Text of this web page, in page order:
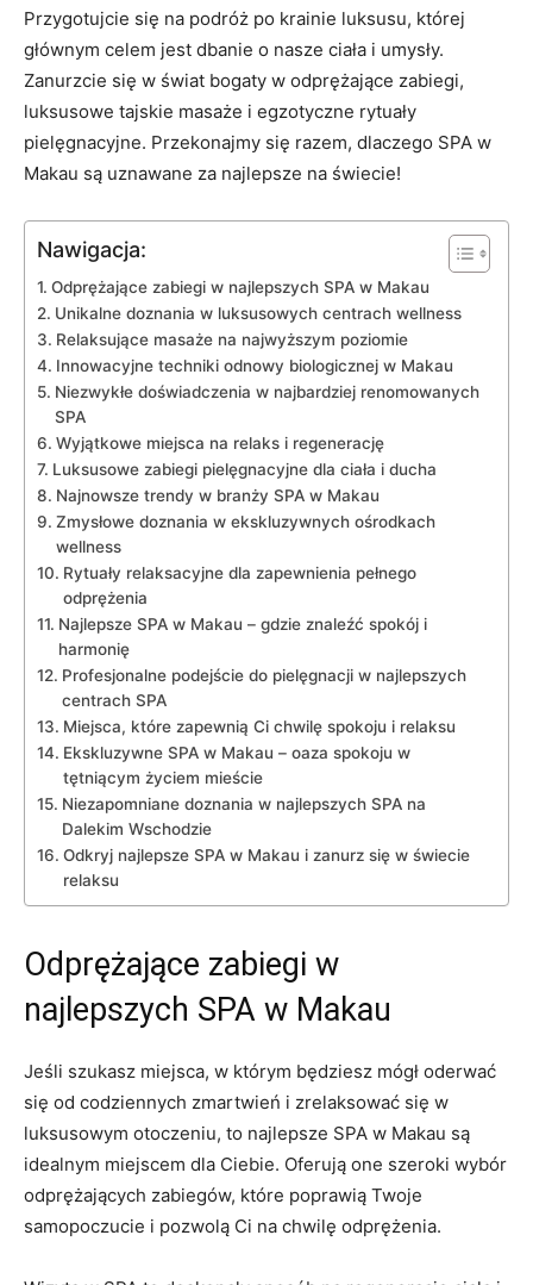
Przygotujcie się na podróż po krainie luksusu, której
głównym celem‍ jest⁤ dbanie ‍o nasze ciała i umysły.
Zanurzcie się w świat bogaty w odprężające zabiegi,
luksusowe tajskie ‍masaże‍ i egzotyczne rytuały‍
pielęgnacyjne.⁢ Przekonajmy się razem, dlaczego SPA w
Makau są uznawane za najlepsze na świecie!
Nawigacja:
Odprężające zabiegi ⁢w⁢ najlepszych SPA w Makau
Unikalne ⁣doznania w luksusowych centrach wellness
Relaksujące masaże na najwyższym poziomie
Innowacyjne techniki odnowy biologicznej w‌ Makau
Niezwykłe doświadczenia w najbardziej renomowanych
SPA
Wyjątkowe miejsca ​na⁢ relaks i regenerację
Luksusowe zabiegi pielęgnacyjne dla‌ ciała i ducha
Najnowsze ⁣trendy w ⁢branży SPA w Makau
Zmysłowe doznania w ekskluzywnych​ ośrodkach
wellness
Rytuały relaksacyjne dla zapewnienia pełnego‌
odprężenia
Najlepsze SPA w Makau – gdzie znaleźć spokój i
harmonię
Profesjonalne podejście do pielęgnacji w najlepszych
centrach SPA
Miejsca, które zapewnią Ci chwilę spokoju⁤ i relaksu
Ekskluzywne​ SPA w Makau⁢ – oaza spokoju w
tętniącym​ życiem mieście
Niezapomniane doznania w najlepszych SPA na
Dalekim Wschodzie
Odkryj najlepsze SPA w ⁤Makau i zanurz się w‍ świecie⁢
relaksu
Odprężające zabiegi ⁢w⁢
najlepszych SPA w Makau
Jeśli szukasz miejsca, w którym będziesz mógł oderwać⁤
się⁤ od codziennych zmartwień i zrelaksować się w
luksusowym ‌otoczeniu, ​to najlepsze SPA⁣ w Makau są
idealnym miejscem dla Ciebie. Oferują one szeroki wybór
odprężających zabiegów, które poprawią Twoje
samopoczucie i pozwolą‌ Ci​ na chwilę odprężenia.